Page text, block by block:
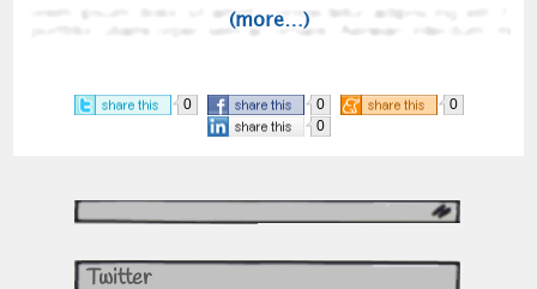
(more…)
0 0
0
0
Twitter